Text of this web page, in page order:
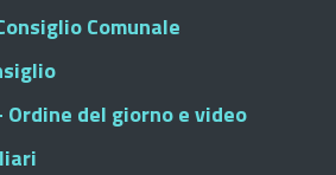
Comunale
Ordine del giorno e video